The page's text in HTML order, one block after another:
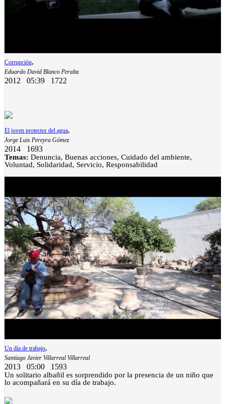
Corrupción,
Eduardo David Blanco Peralta
2012 05:39 1722
El joven protector del agua,
Jorge Luis Pereyra Gómez
2014 1693
Temas: Denuncia, Buenas acciones, Cuidado del ambiente,
Voluntad, Solidaridad, Servicio, Responsabilidad
Un día de trabajo,
Santiago Javier Villarreal Villarreal
2013 05:00 1593
Un solitario albañil es sorprendido por la presencia de un niño que
lo acompañará en su día de trabajo.